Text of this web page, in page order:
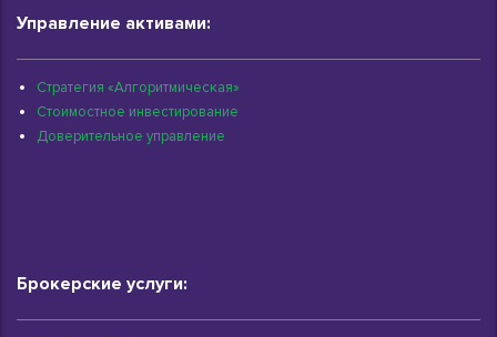
Управление активами:
Стратегия «Алгоритмическая»
Стоимостное инвестирование
Доверительное управление
Брокерские услуги: